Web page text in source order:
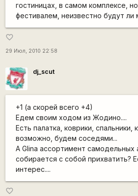
гостиницах, в самом комплексе,
фестивалем, неизвестно будут ли
favorite_border
29 Июл, 2010 22:58
dj_scut
+1 (а скорей всего +4)
Едем своим ходом из Жодино....
Есть палатка, коврики, спальники,
возможно, будем соседями...
А Glina ассортимент самодельных
собирается с собой прихватить?
интерес....
favorite_border